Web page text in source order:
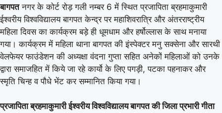
बागपतनगर के कोर्ट रोड़ गली नम्बर 6 में स्थित प्रजापिता ब्रहमाकुमारी
ईश्वरीय विश्वविद्यालय बागपत केन्द्र पर महाशिवरात्रि और अंतरराष्ट्रीय
महिला दिवस का कार्यक्रम बड़े ही धूमधाम और हर्षोल्लास के साथ मनाया
गया। कार्यक्रम में महिला थाना बागपत की इंस्पेक्टर मनु सक्सेना और सारथी
वेलफेयर फाउंडेशन की अध्यक्षा वंदना गुप्ता सहित अनेकों महिलाओं को उनके
द्वारा समाजहित में किये जा रहे कार्यो के लिए पगड़ी, पटका पहनाकर और
स्मृति चिन्ह व पौधे भेंट कर सम्मानित किया गया।
प्रजापिता ब्रहमाकुमारी ईश्वरीय विश्वविद्यालय बागपत की जिला प्रभारी गीता